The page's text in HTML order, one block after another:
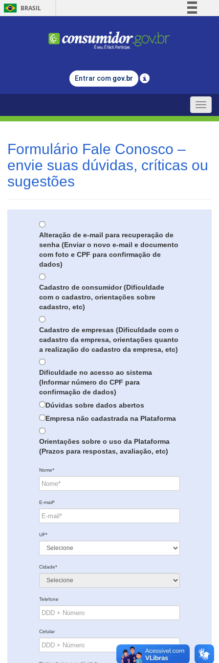
BRASIL
Comunica BR
Legislação
Entrar com gov.br
Toggle
Formulário Fale Conosco –
envie suas dúvidas, críticas ou
sugestões
Alteração de e-mail para recuperação de
senha (Enviar o novo e-mail e documento
com foto e CPF para confirmação de
dados)
Cadastro de consumidor (Dificuldade
com o cadastro, orientações sobre
cadastro, etc)
Cadastro de empresas (Dificuldade com o
cadastro da empresa, orientações quanto
a realização do cadastro da empresa, etc)
Dificuldade no acesso ao sistema
(Informar número do CPF para
confirmação de dados)
Dúvidas sobre dados abertos
Empresa não cadastrada na Plataforma
Orientações sobre o uso da Plataforma
(Prazos para respostas, avaliação, etc)
Nome*
E-mail*
UF*
Cidade*
Telefone
Celular